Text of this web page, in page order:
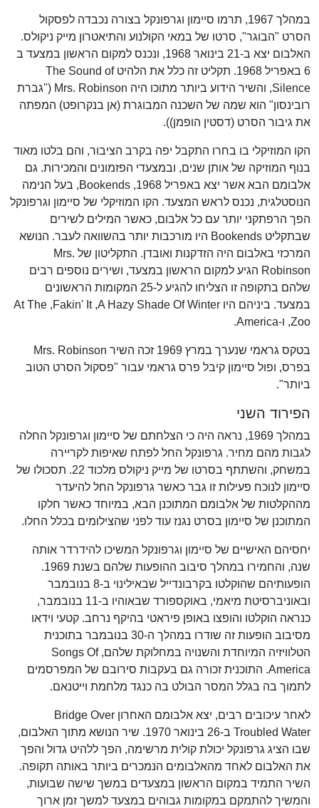
במהלך 1967, תרמו סיימון וגרפונקל בצורה נכבדה לפסקול
הסרט "הבוגר", סרטו של במאי הקולנוע והתיאטרון מייק ניקולס.
האלבום יצא ב-21 בינואר 1968, ונכנס למקום הראשון במצעד ב
6 באפריל 1968. תקליט זה כלל את הלהיט The Sound of
Silence, והשיר הידוע ביותר מתוכו היה Mrs. Robinson ("גברת
רובינסון" הוא שמה של השכנה המבוגרת (אן בנקרופט) המפתה
את גיבור הסרט (דסטין הופמן)).
הקו המוזיקלי בו בחרו התקבל יפה בקרב הציבור, והם בלטו מאוד
בנוף המוזיקה של אותן שנים, ובמצעדי הפזמונים והמכירות. גם
אלבומם הבא אשר יצא באפריל 1968, Bookends, בעל הנימה
הנוסטלגית, נכנס לראש המצעד. הקו המוזיקלי של סיימון וגרפונקל
הפך הרפתקני יותר עם כל אלבום, כאשר המילים לשירים
שבתקליט Bookends היו מורכבות יותר בהשוואה לעבר. הנושא
המרכזי באלבום היה הזדקנות ואובדן. התקליטון של Mrs.
Robinson הגיע למקום הראשון במצעד, ושירים נוספים רבים
שלהם בתקופה זו הצליחו להגיע ל-25 המקומות הראשונים
במצעד. ביניהם היו A Hazy Shade Of Winter,‏ Fakin' It,‏ At The
Zoo, ו-America.
בטקס גראמי שנערך במרץ 1969 זכה השיר Mrs. Robinson
בפרס, ופול סיימון קיבל פרס גראמי עבור "פסקול הסרט הטוב
ביותר".
הפירוד השני
במהלך 1969, נראה היה כי הצלחתם של סיימון וגרפונקל החלה
לגבות מהם מחיר. גרפונקל החל לפתח שאיפות לקריירה
במשחק, והשתתף בסרטו של מייק ניקולס מלכוד 22. תסכולו של
סיימון לנוכח פעילות זו גבר כאשר גרפונקל החל להיעדר
מההקלטות של אלבומם המתוכנן הבא, במיוחד כאשר חלקו
המתוכנן של סיימון בסרט נגנז עוד לפני שהצילומים בכלל החלו.
יחסיהם האישיים של סיימון וגרפונקל המשיכו להידרדר אותה
שנה, והחמירו במהלך סיבוב ההופעות שלהם בשנת 1969.
הופעותיהם שהוקלטו בקרבונדייל שבאילינוי ב-8 בנובמבר
ובאוניברסיטת מיאמי, באוקספורד שבאוהיו ב-11 בנובמבר,
כנראה הוקלטו והופצו באופן פיראטי בהיקף נרחב. קטעי וידאו
מסיבוב הופעות זה שודרו במהלך ה-30 בנובמבר בתוכנית
הטלוויזיה המיוחדת והשנויה במחלוקת שלהם, Songs Of
America. התוכנית זכורה גם בעקבות סירובם של המפרסמים
לתמוך בה בגלל המסר הבולט בה כנגד מלחמת וייטנאם.
לאחר עיכובים רבים, יצא אלבומם האחרון Bridge Over
Troubled Water ב-26 בינואר 1970. שיר הנושא מתוך האלבום,
שבו הציג גרפונקל יכולת קולית מרשימה, הפך ללהיט גדול והפך
את האלבום לאחד מהאלבומים הנמכרים ביותר באותה תקופה.
השיר התמיד במקום הראשון במצעדים במשך שישה שבועות,
והמשיך להתמקם במקומות גבוהים במצעד למשך זמן ארוך